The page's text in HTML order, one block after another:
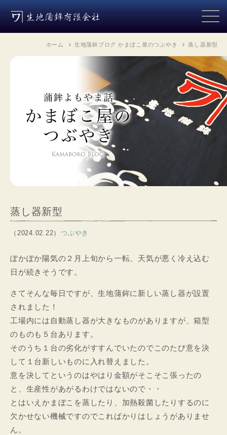
ホーム 生地蒲鉾ブログ かまぼこ屋のつぶやき 蒸し器新型
蒸し器新型
（2024.02.22） つぶやき
ぽかぽか陽気の２月上旬から一転、天気が悪く冷え込む
日が続きそうです。
さてそんな毎日ですが、生地蒲鉾に新しい蒸し器が設置
されました！
工場内には自動蒸し器が大きなものがありますが、箱型
のものも５台あります。
そのうち１台の劣化がすすんでいたのでこのたび意を決
して１台新しいものに入れ替えました。
意を決してというのはやはり金額がそこそこ張ったの
と、生産性があがるわけではないので・・
とはいえかまぼこを蒸したり、加熱殺菌したりするのに
欠かせない機械ですのでこればかりはしょうがありませ
ん。